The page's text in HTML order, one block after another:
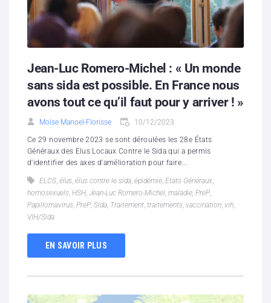
Hébergement solidaire
Jean-Luc Romero-Michel : « Un monde
sans sida est possible. En France nous
avons tout ce qu’il faut pour y arriver ! »
Moïse Manoel-Florisse 10/12/2023
Ce 29 novembre 2023 se sont déroulées les 28e États
Généraux des Elus Locaux Contre le Sida qui a permis
d'identifier des axes d'amélioration pour faire...
ELCS, élus, élus contre le sida, épidémie, Etats Généraux,
homosexuels, HSH, Jean-Luc Romero-Michel, maladie; PreP,
Papillomavirus, PreP, Sida, Traitement, traitements, vaccination, vih,
VIH/Sida
EN SAVOIR PLUS